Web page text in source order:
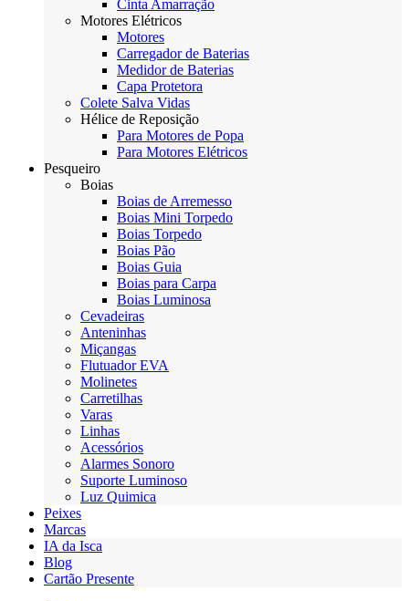
Cinta Amarração
Motores Elétricos
Motores
Carregador de Baterias
Medidor de Baterias
Capa Protetora
Colete Salva Vidas
Hélice de Reposição
Para Motores de Popa
Para Motores Elétricos
Pesqueiro
Boias
Boias de Arremesso
Boias Mini Torpedo
Boias Torpedo
Boias Pão
Boias Guia
Boias para Carpa
Boias Luminosa
Cevadeiras
Anteninhas
Miçangas
Flutuador EVA
Molinetes
Carretilhas
Varas
Linhas
Acessórios
Alarmes Sonoro
Suporte Luminoso
Luz Quimica
Peixes
Marcas
IA da Isca
Blog
Cartão Presente